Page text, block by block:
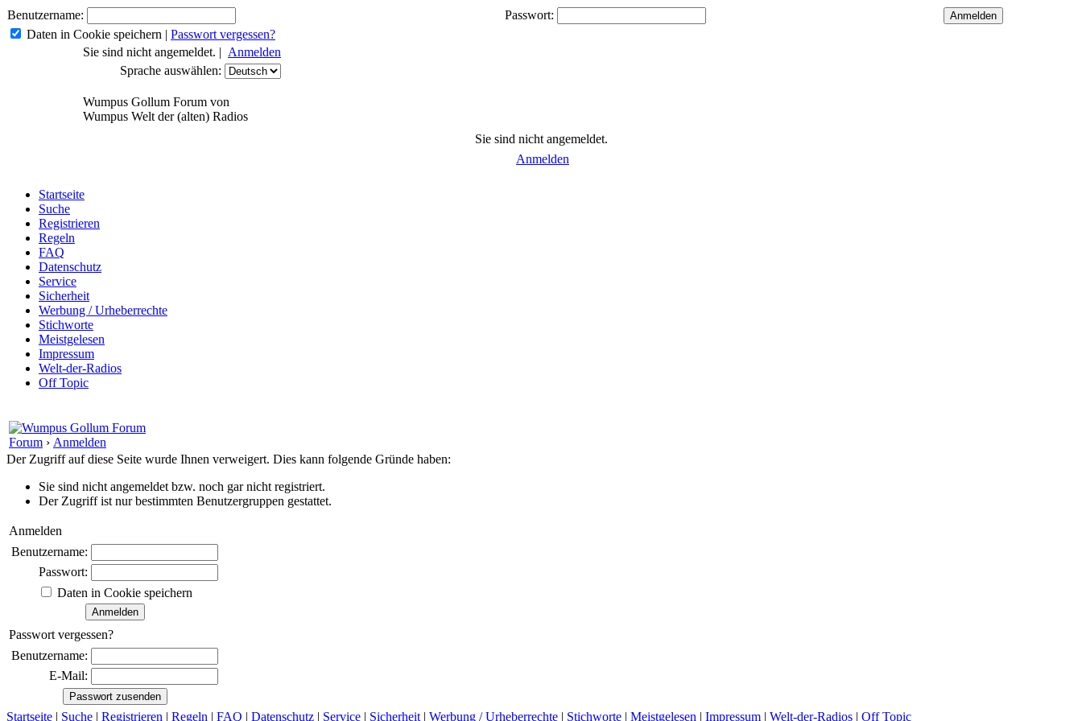
Benutzername:
Passwort:
Daten in Cookie speichern | Passwort vergessen?
Sie sind nicht angemeldet. | Anmelden
Sprache auswählen:
Wumpus Gollum Forum von
Wumpus Welt der (alten) Radios
Sie sind nicht angemeldet.
Anmelden
Startseite
Suche
Registrieren
Regeln
FAQ
Datenschutz
Service
Sicherheit
Werbung / Urheberrechte
Stichworte
Meistgelesen
Impressum
Welt-der-Radios
Off Topic
Forum › Anmelden
Der Zugriff auf diese Seite wurde Ihnen verweigert. Dies kann folgende Gründe haben:
Sie sind nicht angemeldet bzw. noch gar nicht registriert.
Der Zugriff ist nur bestimmten Benutzergruppen gestattet.
Anmelden
Benutzername:
Passwort:
Daten in Cookie speichern
Passwort vergessen?
Benutzername:
E-Mail:
Startseite | Suche | Registrieren | Regeln | FAQ | Datenschutz | Service | Sicherheit | Werbung / Urheberrechte | Stichworte | Meistgelesen | Impressum | Welt-der-Radios | Off Topic